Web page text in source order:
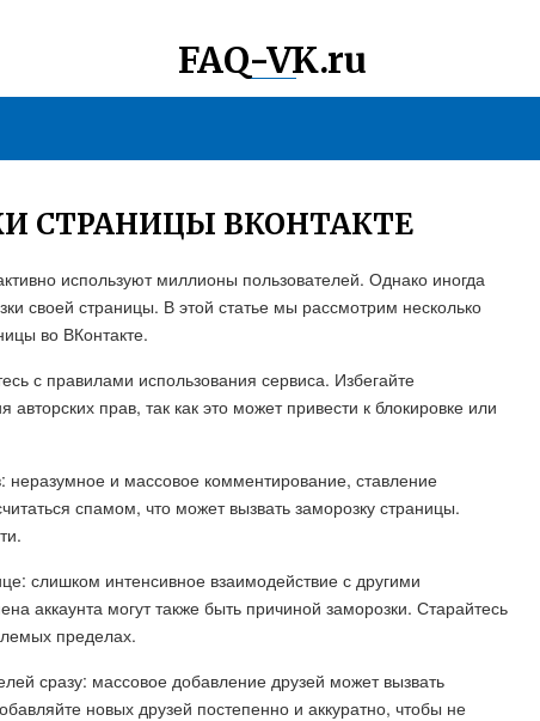
FAQ-VK.ru
СТРАНИЦЫ ВКОНТАКТЕ
используют миллионы пользователей. Однако иногда
своей страницы. В этой статье мы рассмотрим несколько
во ВКонтакте.
с правилами использования сервиса. Избегайте
прав, так как это может привести к блокировке или
и массовое комментирование, ставление
спамом, что может вызвать заморозку страницы.
слишком интенсивное взаимодействие с другими
аккаунта могут также быть причиной заморозки. Старайтесь
пределах.
сразу: массовое добавление друзей может вызвать
новых друзей постепенно и аккуратно, чтобы не